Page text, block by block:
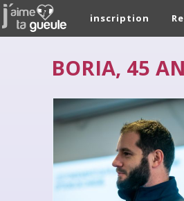
inscription
BORIA, 45